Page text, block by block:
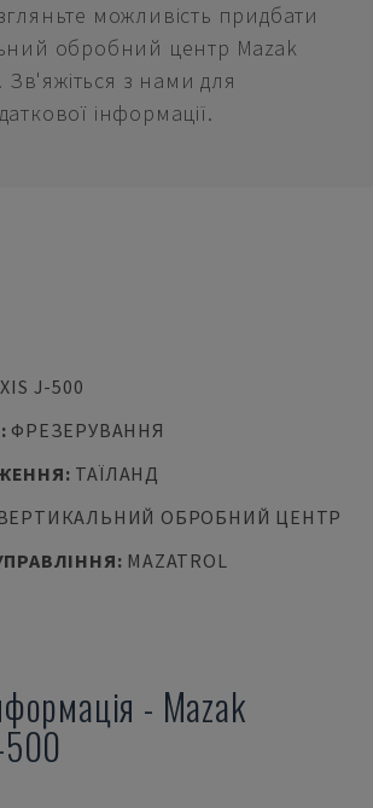
можливість придбати
обробний центр Mazak
Зв'яжіться з нами для
інформації.
J-500
: ФРЕЗЕРУВАННЯ
: ТАЇЛАНД
ОБРОБНИЙ ЦЕНТР
: MAZATROL
- Mazak
500